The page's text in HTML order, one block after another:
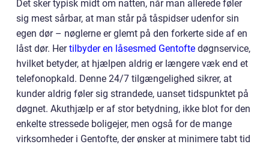
Det sker typisk midt om natten, når man allerede føler
sig mest sårbar, at man står på tåspidser udenfor sin
egen dør – nøglerne er glemt på den forkerte side af en
låst dør. Hertilbyder en låsesmed Gentofte døgnservice,
hvilket betyder, at hjælpen aldrig er længere væk end et
telefonopkald. Denne 24/7 tilgængelighed sikrer, at
kunder aldrig føler sig strandede, uanset tidspunktet på
døgnet. Akuthjælp er af stor betydning, ikke blot for den
enkelte stressede boligejer, men også for de mange
virksomheder i Gentofte, der ønsker at minimere tabt tid